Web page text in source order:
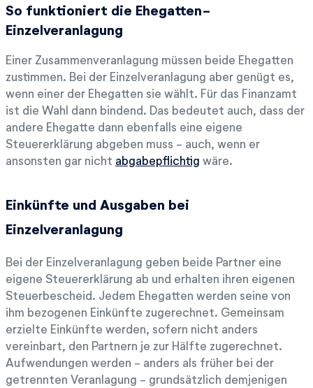
So funktioniert die Ehegatten-
Einzelveranlagung
Einer Zusammenveranlagung müssen beide Ehegatten
zustimmen. Bei der Einzelveranlagung aber genügt es,
wenn einer der Ehegatten sie wählt. Für das Finanzamt
ist die Wahl dann bindend. Das bedeutet auch, dass der
andere Ehegatte dann ebenfalls eine eigene
Steuererklärung abgeben muss - auch, wenn er
ansonsten gar nicht abgabepflichtig wäre.
Einkünfte und Ausgaben bei
Einzelveranlagung
Bei der Einzelveranlagung geben beide Partner eine
eigene Steuererklärung ab und erhalten ihren eigenen
Steuerbescheid. Jedem Ehegatten werden seine von
ihm bezogenen Einkünfte zugerechnet. Gemeinsam
erzielte Einkünfte werden, sofern nicht anders
vereinbart, den Partnern je zur Hälfte zugerechnet.
Aufwendungen werden - anders als früher bei der
getrennten Veranlagung - grundsätzlich demjenigen